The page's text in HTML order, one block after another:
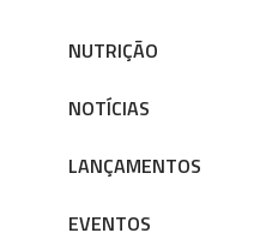
NUTRIÇÃO
NOTÍCIAS
LANÇAMENTOS
EVENTOS